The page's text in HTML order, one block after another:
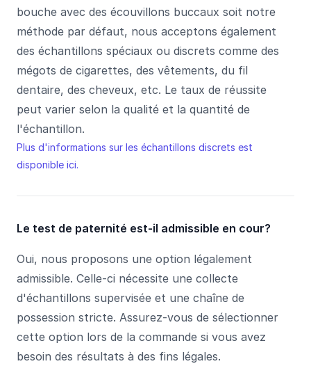
bouche avec des écouvillons buccaux soit notre
méthode par défaut, nous acceptons également
des échantillons spéciaux ou discrets comme des
mégots de cigarettes, des vêtements, du fil
dentaire, des cheveux, etc. Le taux de réussite
peut varier selon la qualité et la quantité de
l'échantillon.
Plus d'informations sur les échantillons discrets est
disponible ici.
Le test de paternité est-il admissible en cour?
Oui, nous proposons une option légalement
admissible. Celle-ci nécessite une collecte
d'échantillons supervisée et une chaîne de
possession stricte. Assurez-vous de sélectionner
cette option lors de la commande si vous avez
besoin des résultats à des fins légales.